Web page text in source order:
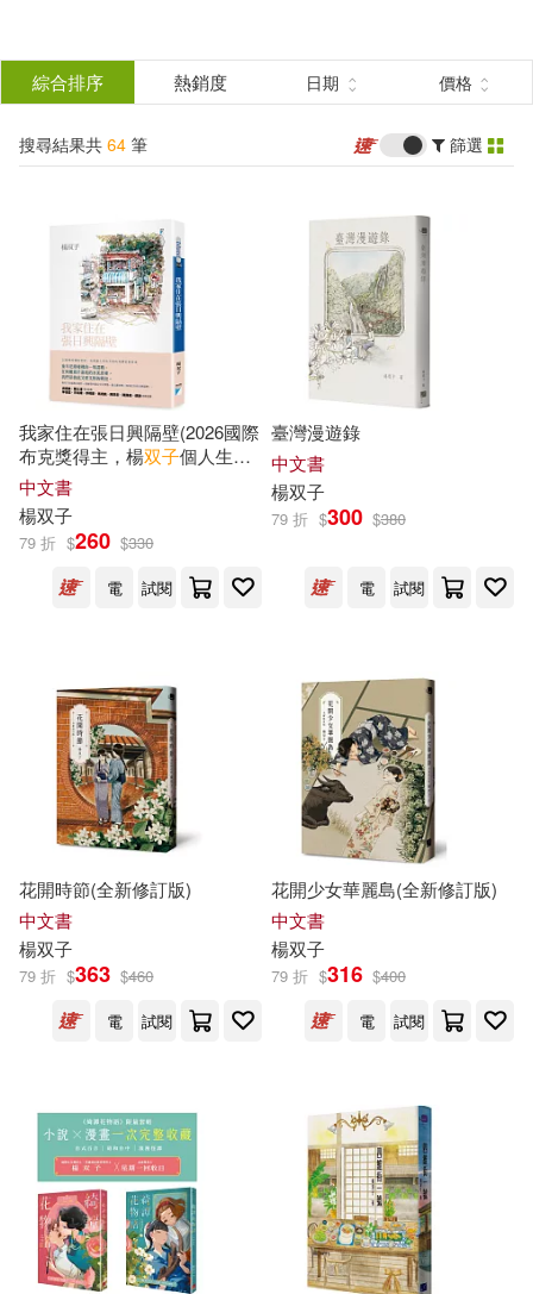
結
分類 (單選)
所有商品(64) 圖書(34)
雜誌(2) 電子書閱讀器(3)
電子書(22)
作者 (可複選)
楊双子(36) 星期一回收日(10)
中央研究院數位文化中心(6)
小峱峱(4) 張季雅(4)
Fengta(3)
薛西斯(3)
韋蘺若明(3) 鸚鵡洲(3)
D.S.(2)
ROCKAT搖滾貓(2)
原作/楊双子(2)
文化內容策進院(2) 日下棗(2)
李衣雲(2) 楊若暉(楊双子)(2)
展開
出版社 (可複選)
蓋亞(15)
東立(5) 晨星(4)
奇異果文創事業有限公司(3)
玉山社(3) 鏡好聽(3)
崧燁文化(2) Gardners Ltd.(1)
Ingram(1) 中央公論新社(1)
九歌(1) 二魚文化(1)
配送方式 (可複選)
可海外宅配(39)
可港澳店取(36)
綜合排序 熱銷度 日期 價格
搜尋結果共 64 筆 篩選
我家住在張日興隔壁(2026國際
布克獎得主，楊双子個人生命
書寫)
中文書
楊双子
79 折 $260 $330
電
試閱
臺灣漫遊錄
中文書
楊双子
79 折 $300 $380
電 試閱
花開時節(全新修訂版)
中文書
楊双子
79 折 $363 $460
電
試閱
花開少女華麗島(全新修訂版)
中文書
楊双子
79 折 $316 $400
電
試閱